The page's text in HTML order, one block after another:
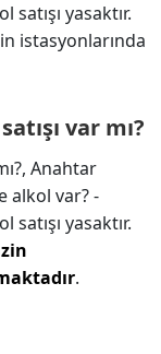
yasaktır.
istasyonlarında
var mı?
Anahtar
alkol var? -
yasaktır.
.